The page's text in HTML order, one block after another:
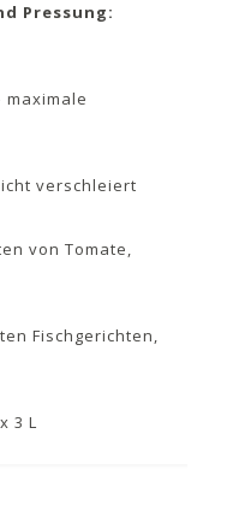
Pressung:
verschleiert
von Tomate,
Fischgerichten,
3 L